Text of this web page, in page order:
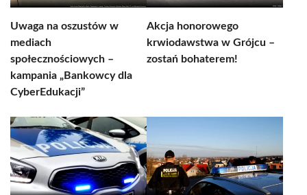
Uwaga na oszustów w
mediach
społecznościowych –
kampania „Bankowcy dla
CyberEdukacji”
Akcja honorowego
krwiodawstwa w Grójcu –
zostań bohaterem!